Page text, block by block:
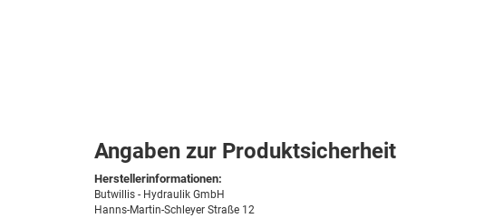
Angaben zur Produktsicherheit
Herstellerinformationen:
Butwillis - Hydraulik GmbH
Hanns-Martin-Schleyer Straße 12